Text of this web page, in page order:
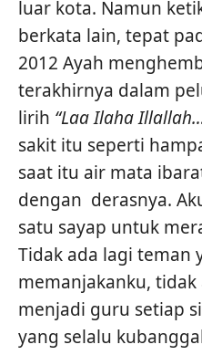
luar kota. Namun
berkata lain, tepat
2012 Ayah
terakhirnya dalam
lirih “Laa Ilaha Illallah
sakit itu seperti
saat itu air mata
dengan derasnya.
satu sayap untuk
Tidak ada lagi teman
memanjakanku, tidak
menjadi guru setiap
yang selalu